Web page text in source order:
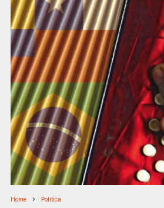
Home Politica